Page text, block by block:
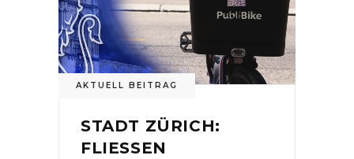
AKTUELL BEITRAG
STADT ZÜRICH:
FLIESSEN